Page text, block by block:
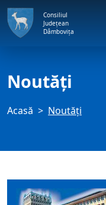
Consiliul
Județean
Dâmbovița
Noutăți
Acasă Noutăți